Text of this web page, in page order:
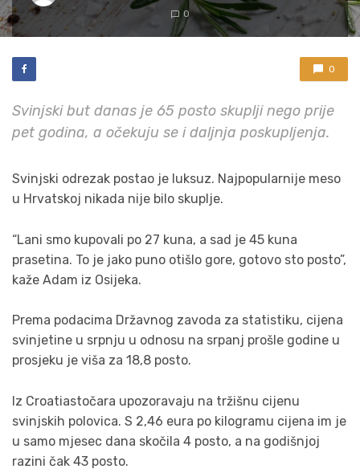
0
0
Svinjski but danas je 65 posto skuplji nego prije
pet godina, a očekuju se i daljnja poskupljenja.
Svinjski odrezak postao je luksuz. Najpopularnije meso
u Hrvatskoj nikada nije bilo skuplje.
“Lani smo kupovali po 27 kuna, a sad je 45 kuna
prasetina. To je jako puno otišlo gore, gotovo sto posto”,
kaže Adam iz Osijeka.
Prema podacima Državnog zavoda za statistiku, cijena
svinjetine u srpnju u odnosu na srpanj prošle godine u
prosjeku je viša za 18,8 posto.
Iz Croatiastočara upozoravaju na tržišnu cijenu
svinjskih polovica. S 2,46 eura po kilogramu cijena im je
u samo mjesec dana skočila 4 posto, a na godišnjoj
razini čak 43 posto.